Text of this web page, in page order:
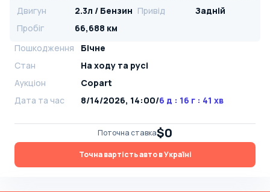
Двигун 2.3л / Бензин Привід
Задній
Пробіг
66,688 км
Пошкодження
Бічне
Стан
На ​​ходу та русі
Аукціон
Copart
Дата та час
8/14/2026, 14:00/6 д : 16 г : 41 хв
Поточна ставка$0
Точна вартість авто в Україні